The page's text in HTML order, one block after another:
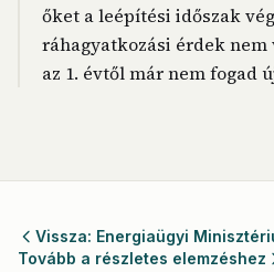
őket a leépítési időszak
ráhagyatkozási érdek
az 1. évtől már nem fogad
Vissza: Energiaügyi
Tovább a részletes elemzéshez